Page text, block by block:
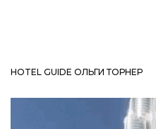
HOTEL GUIDE ОЛЬГИ ТОРНЕР